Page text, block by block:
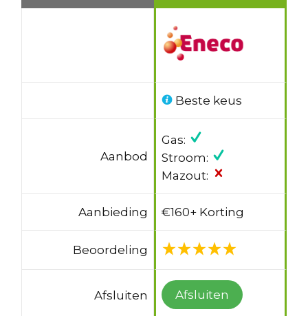
Beste keus
Aanbod
Gas:
Stroom:
Mazout:
Aanbieding €160+ Korting
Beoordeling
Afsluiten Afsluiten